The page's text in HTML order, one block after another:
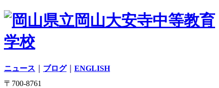
ニュース ブログ｜ ENGLISH
〒700-8761